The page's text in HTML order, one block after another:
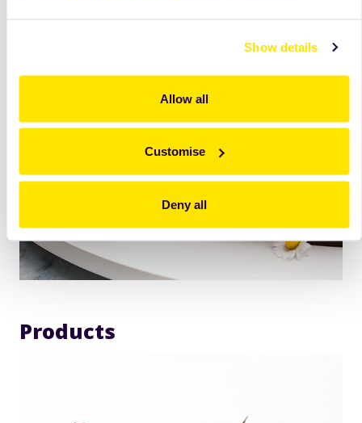
Show details
Allow all
Customise
Deny all
Products